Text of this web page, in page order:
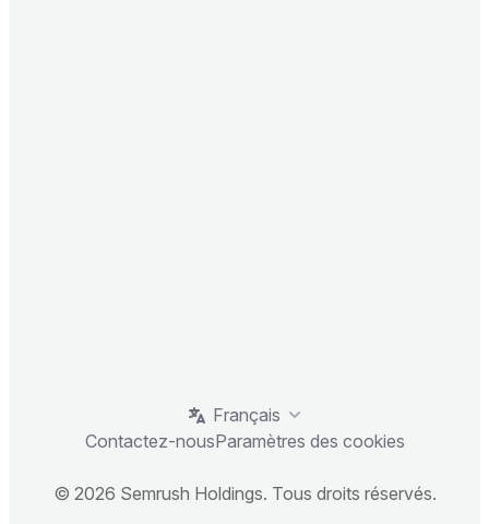
Français
Contactez-nousParamètres des cookies
© 2026 Semrush Holdings. Tous droits réservés.